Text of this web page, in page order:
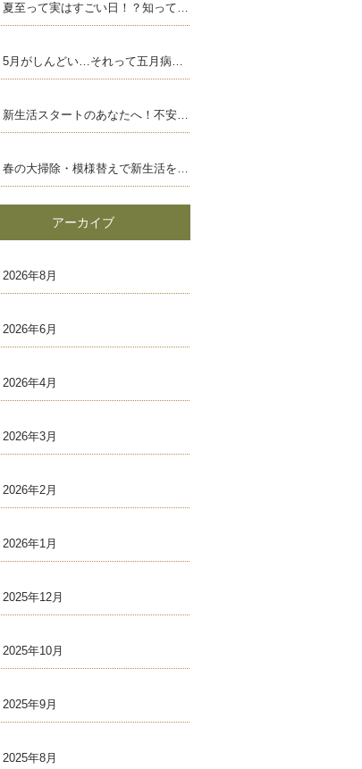
夏至って実はすごい日！？知って得する豆知識と長い一日の楽しみ方
5月がしんどい…それって五月病かも？働く人のためのセルフケア術
新生活スタートのあなたへ！不安を自信に変える、新しい環境での過ごし方
春の大掃除・模様替えで新生活を気持ちよくスタートしよう！
アーカイブ
2026年8月
2026年6月
2026年4月
2026年3月
2026年2月
2026年1月
2025年12月
2025年10月
2025年9月
2025年8月